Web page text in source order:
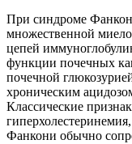
При синдроме
множественной
цепей
функции почечных
почечной
хроническим
Классические
Фанкони обычно